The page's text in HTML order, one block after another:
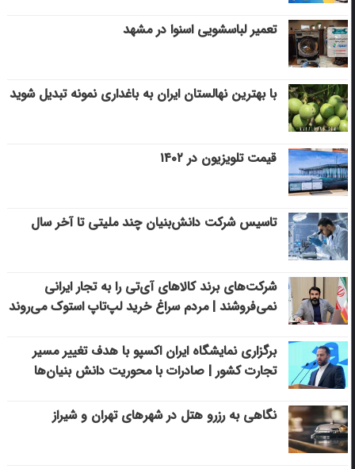
تعمیر لباسشویی اسنوا در مشهد
با بهترین نهالستان ایران به باغداری نمونه تبدیل شوید
قیمت تلویزیون در ۱۴۰۲
تاسیس شرکت دانش‌بنیان چند ملیتی تا آخر سال
شرکت‌های برند کالاهای آی‌تی را به تجار ایرانی
نمی‌فروشند | مردم سراغ خرید لپ‌تاپ استوک می‌روند
برگزاری نمایشگاه ایران اکسپو با هدف تغییر مسیر
تجارت کشور | صادرات با محوریت دانش بنیان‌ها
نگاهی به رزرو هتل در شهرهای تهران و شیراز